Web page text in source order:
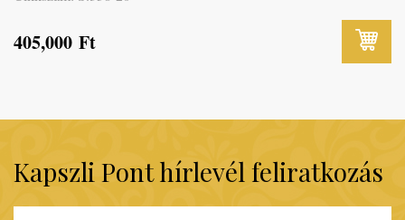
405,000 Ft
Kapszli Pont hírlevél feliratkozás